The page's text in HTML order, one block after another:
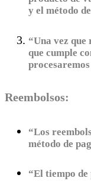
y el método
“Una vez
que cumple
Reembolsos:
“Los
método de
“El tiempo de